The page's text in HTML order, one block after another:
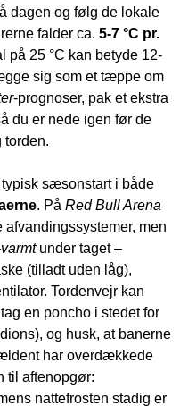
dagen og følg de lokale
falder ca. 5-7 °C pr.
på 25 °C kan betyde 12-
sig som et tæppe om
-prognoser, pak et ekstra
du er nede igen før de
torden.
sæsonstart i både
. På Red Bull Arena
men
under taget –
(tilladt uden låg),
Tordenvejr kan
en poncho i stedet for
og husk, at banerne
har overdækkede
til aftenopgør:
nattefrosten stadig er